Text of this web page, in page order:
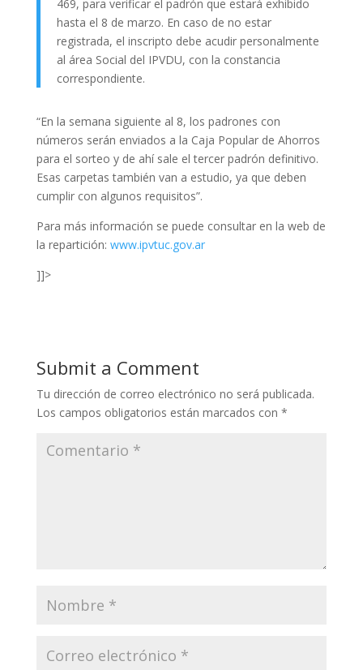
469, para verificar el padrón que estará exhibido
hasta el 8 de marzo. En caso de no estar
registrada, el inscripto debe acudir personalmente
al área Social del IPVDU, con la constancia
correspondiente.
“En la semana siguiente al 8, los padrones con
números serán enviados a la Caja Popular de Ahorros
para el sorteo y de ahí sale el tercer padrón definitivo.
Esas carpetas también van a estudio, ya que deben
cumplir con algunos requisitos”.
Para más información se puede consultar en la web de
la repartición: www.ipvtuc.gov.ar
]]>
Submit a Comment
Tu dirección de correo electrónico no será publicada.
Los campos obligatorios están marcados con *